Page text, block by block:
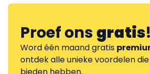
Proef onsgratis!
Word één maand gratis
ontdek alle unieke voordelen